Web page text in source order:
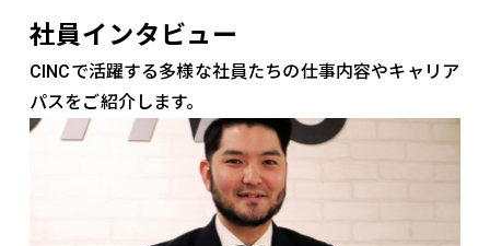
社員インタビュー
CINCで活躍する多様な社員たちの仕事内容やキャリア
パスをご紹介します。